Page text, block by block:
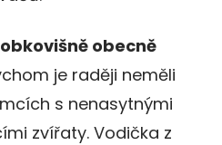
obecně
je raději neměli
s nenasytnými
zvířaty. Vodička z